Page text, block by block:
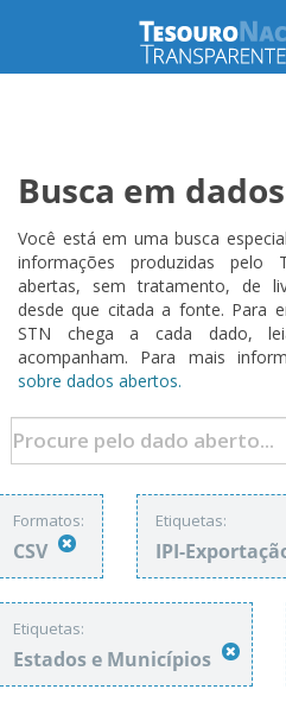
Busca em
Você está em uma busca
informações produzidas pelo
abertas, sem tratamento, de
desde que citada a fonte. Para
STN chega a cada dado,
acompanham. Para mais
sobre dados abertos.
Formatos:
CSV
Etiquetas:
IPI-
Etiquetas:
Estados e Municípios